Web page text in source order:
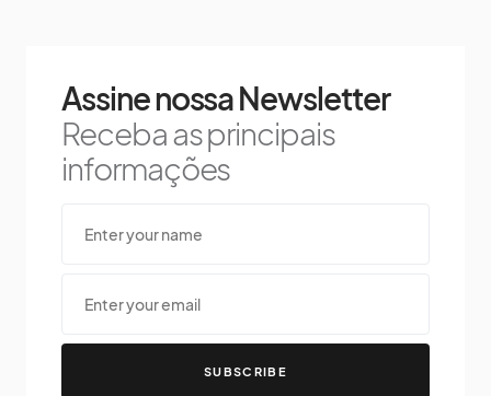
Assine nossa Newsletter
Receba as principais
informações
SUBSCRIBE